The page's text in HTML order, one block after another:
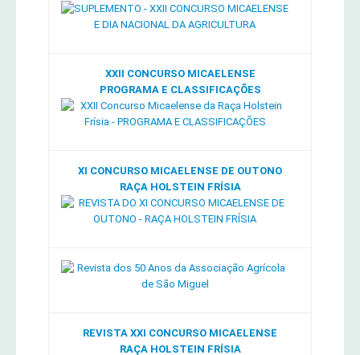
XXII CONCURSO MICAELENSE
PROGRAMA E CLASSIFICAÇÕES
XI CONCURSO MICAELENSE DE OUTONO
RAÇA HOLSTEIN FRÍSIA
REVISTA XXI CONCURSO MICAELENSE
RAÇA HOLSTEIN FRÍSIA